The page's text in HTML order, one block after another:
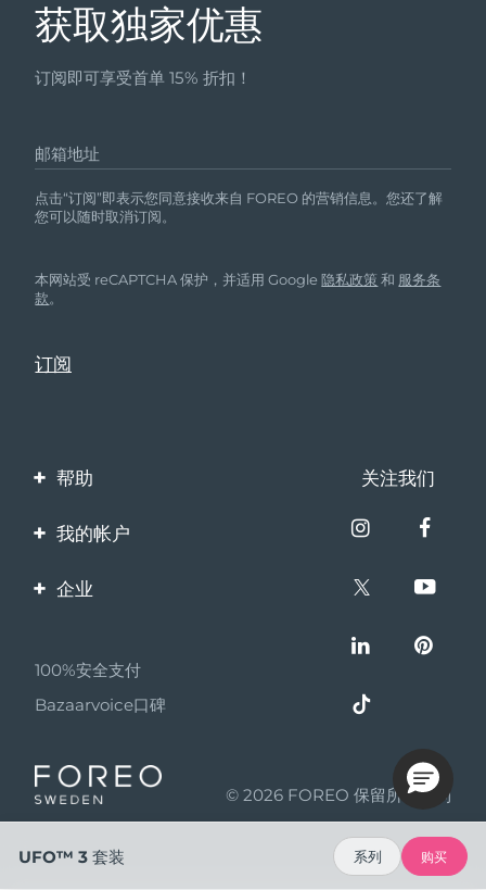
获取独家优惠
订阅即可享受首单 15% 折扣！
邮箱地址
点击“订阅”即表示您同意接收来自 FOREO 的营销信息。您还了解
您可以随时取消订阅。
本网站受 reCAPTCHA 保护，并适用 Google隐私政策 和 服务条
款。
帮助
联系我们
保修与退换货
关注我们
我的帐户
产品注册
企业
伙伴计划
联盟新闻
成为合作伙伴
100%安全支付
Bazaarvoice口碑
© 2026 FOREO 保留所有权利
UFO™ 3 套装 系列 购买